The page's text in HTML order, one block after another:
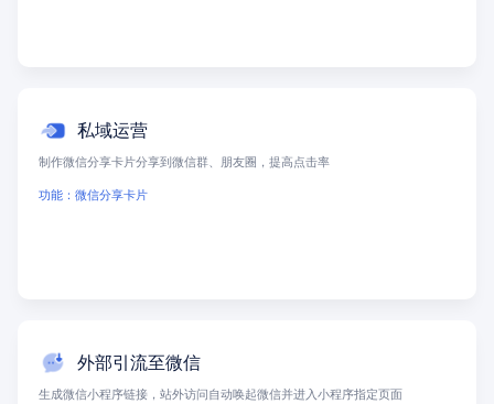
私域运营
制作微信分享卡片分享到微信群、朋友圈，提高点击率
功能：微信分享卡片
外部引流至微信
生成微信小程序链接，站外访问自动唤起微信并进入小程序指定页面